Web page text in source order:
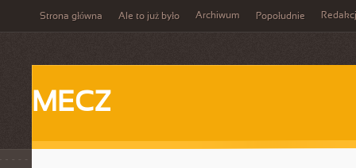
Strona główna Ale to już było Archiwum Popołudnie
MECZ